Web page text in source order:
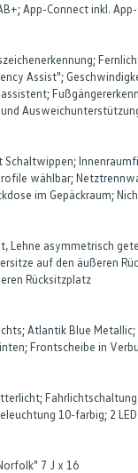
App-Connect inkl.
Assist";
Schaltwippen;
wählbar;
im Gepäckraum;
Lehne asymmetrisch
auf den äußeren
Rücksitzplatz
Atlantik Blue
Frontscheibe in
10-farbig; 2
7 J x 16